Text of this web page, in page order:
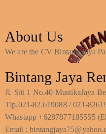
About Us
We are the CV Bintang Jaya
Bintang Jaya
Jl. Siti 1 No.40 MustikaJaya
Tlp.021-82.619088 / 021-
Whastapp +6287877185555
Email :